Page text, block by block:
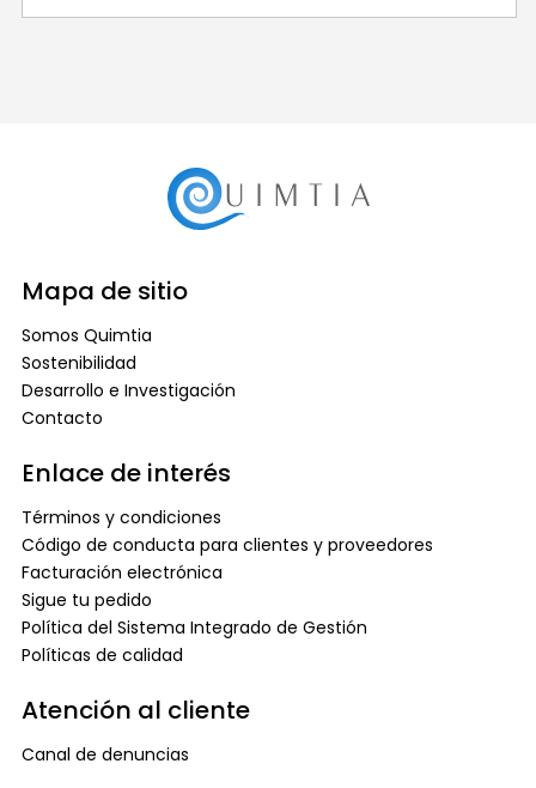
Mapa de sitio
Somos Quimtia
Sostenibilidad
Desarrollo e Investigación
Contacto
Enlace de interés
Términos y condiciones
Código de conducta para clientes y proveedores
Facturación electrónica
Sigue tu pedido
Política del Sistema Integrado de Gestión
Políticas de calidad
Atención al cliente
Canal de denuncias